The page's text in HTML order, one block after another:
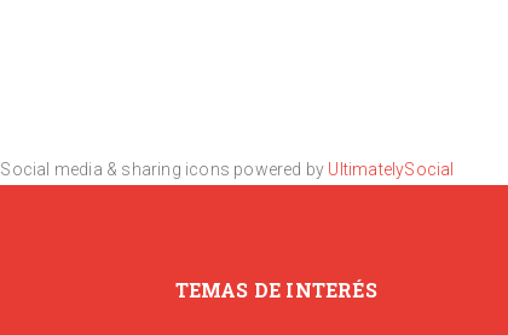
Social media & sharing icons powered by UltimatelySocial
TEMAS DE INTERÉS